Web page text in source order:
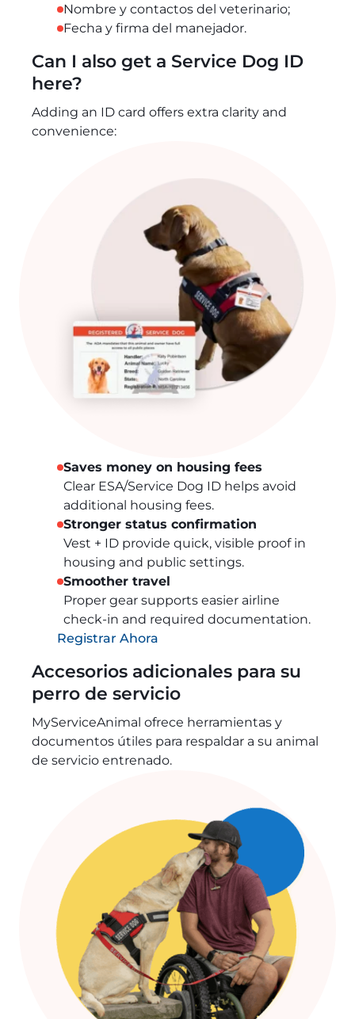
Nombre y contactos del veterinario;
Fecha y firma del manejador.
Can I also get a Service Dog ID
here?
Adding an ID card offers extra clarity and
convenience:
Saves money on housing fees
Clear ESA/Service Dog ID helps avoid
additional housing fees.
Stronger status confirmation
Vest + ID provide quick, visible proof in
housing and public settings.
Smoother travel
Proper gear supports easier airline
check-in and required documentation.
Registrar Ahora
Accesorios adicionales para su
perro de servicio
MyServiceAnimal ofrece herramientas y
documentos útiles para respaldar a su animal
de servicio entrenado.